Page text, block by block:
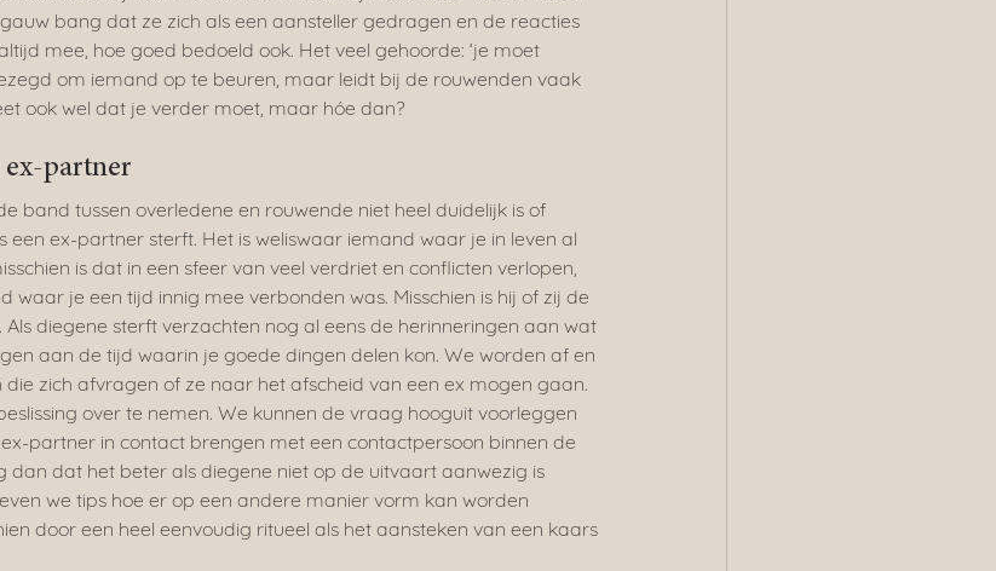
bang dat ze zich als een aansteller gedragen en de reacties
mee, hoe goed bedoeld ook. Het veel gehoorde: ‘je moet
om iemand op te beuren, maar leidt bij de rouwenden vaak
ook wel dat je verder moet, maar hóe dan?
ex-partner
band tussen overledene en rouwende niet heel duidelijk is of
een ex-partner sterft. Het is weliswaar iemand waar je in leven al
is dat in een sfeer van veel verdriet en conflicten verlopen,
waar je een tijd innig mee verbonden was. Misschien is hij of zij de
diegene sterft verzachten nog al eens de herinneringen aan wat
aan de tijd waarin je goede dingen delen kon. We worden af en
zich afvragen of ze naar het afscheid van een ex mogen gaan.
over te nemen. We kunnen de vraag hooguit voorleggen
partner in contact brengen met een contactpersoon binnen de
dan dat het beter als diegene niet op de uitvaart aanwezig is
we tips hoe er op een andere manier vorm kan worden
door een heel eenvoudig ritueel als het aansteken van een kaars